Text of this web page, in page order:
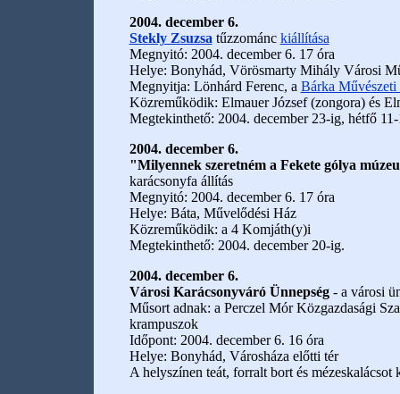
2004. december 6.
Stekly Zsuzsa tűzzománc kiállítása
Megnyitó: 2004. december 6. 17 óra
Helye: Bonyhád, Vörösmarty Mihály Városi
Megnyitja: Lönhárd Ferenc, a Bárka Művészeti
Közreműködik: Elmauer József (zongora) és
Megtekinthető: 2004. december 23-ig, hétfő
2004. december 6.
"Milyennek szeretném a Fekete gólya
karácsonyfa állítás
Megnyitó: 2004. december 6. 17 óra
Helye: Báta, Művelődési Ház
Közreműködik: a 4 Komjáth(y)i
Megtekinthető: 2004. december 20-ig.
2004. december 6.
Városi Karácsonyváró Ünnepség- a városi
Műsort adnak: a Perczel Mór Közgazdasági
krampuszok
Időpont: 2004. december 6. 16 óra
Helye: Bonyhád, Városháza előtti tér
A helyszínen teát, forralt bort és mézeskalácsot